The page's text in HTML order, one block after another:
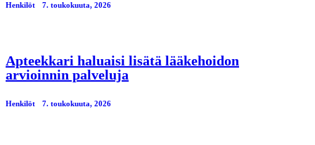
Henkilöt 7. toukokuuta, 2026
Apteekkari haluaisi lisätä lääkehoidon
arvioinnin palveluja
Henkilöt 7. toukokuuta, 2026